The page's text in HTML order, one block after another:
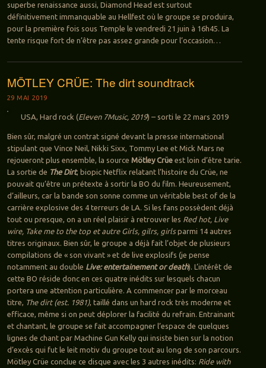
superbe renaissance aussi, Diamond Head est surtout
définitivement immanquable au Hellfest où le groupe se produira,
pour la première fois sous Temple le vendredi 21 juin à 16h45. La
tente risque fort de n’être pas assez grande pour l’occasion…
MÖTLEY CRÜE: The dirt soundtrack
29 MAI 2019
USA, Hard rock (Eleven 7Music, 2019) – sorti le 22 mars 2019
Bien sûr, malgré un contrat signé devant la presse international
stipulant que Vince Neil, Nikki Sixx, Tommy Lee et Mick Mars ne
rejoueront plus ensemble, la source Mötley Crüeest loin d’être tarie.
La sortie de The Dirt, biopic Netflix relatant l’histoire du Crüe, ne
pouvait qu’être un prétexte à sortir la BO du film. Heureusement,
d’ailleurs, car la bande son sonne comme un véritable best of de la
carrière explosive des 4 terreurs de LA. Si les fans possèdent déjà
tout ou presque, on a un réel plaisir à retrouver les Red hot, Live
wire, Take me to the top et autre Girls, gilrs, girlsparmi 14 autres
titres originaux. Bien sûr, le groupe a déjà fait l’objet de plusieurs
compilations de « son vivant » et de live explosifs (je pense
notamment au double Live: entertainement or death). L’intérêt de
cette BO réside donc en ces quatre inédits sur lesquels chacun
portera une attention particulière. A commencer par le morceau
titre, The dirt (est. 1981), taillé dans un hard rock très moderne et
efficace, même si on peut déplorer la facilité du refrain. Entrainant
et chantant, le groupe se fait accompagner l’espace de quelques
lignes de chant par Machine Gun Kelly qui insiste bien sur la notion
d’excès qui fut le leit motiv du groupe tout au long de son parcours.
Mötley Crüe conclue ce disque avec les 3 autres inédits: Ride with